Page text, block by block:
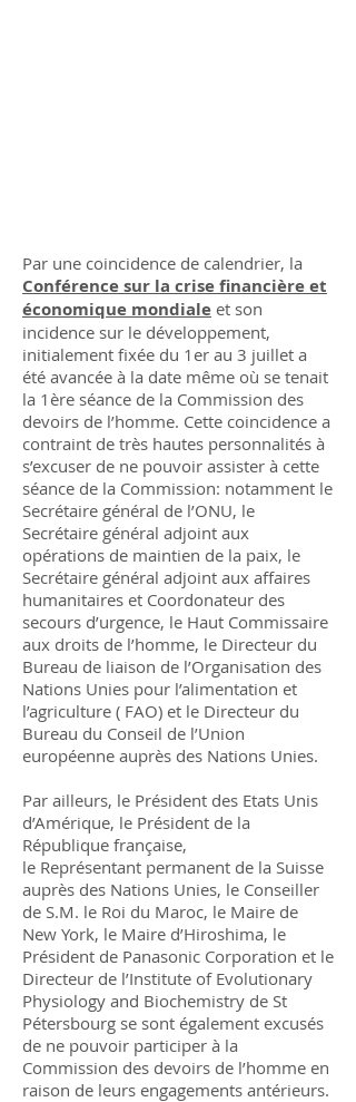
Par une coincidence de calendrier, la
Conférence sur la crise financière et
économique mondiale et son
incidence sur le développement,
initialement fixée du 1er au 3 juillet a
été avancée à la date même où se tenait
la 1ère séance de la Commission des
devoirs de l’homme. Cette coincidence a
contraint de très hautes personnalités à
s’excuser de ne pouvoir assister à cette
séance de la Commission: notamment le
Secrétaire général de l’ONU, le
Secrétaire général adjoint aux
opérations de maintien de la paix, le
Secrétaire général adjoint aux affaires
humanitaires et Coordonateur des
secours d’urgence, le Haut Commissaire
aux droits de l’homme, le Directeur du
Bureau de liaison de l’Organisation des
Nations Unies pour l’alimentation et
l’agriculture ( FAO) et le Directeur du
Bureau du Conseil de l’Union
européenne auprès des Nations Unies.
Par ailleurs, le Président des Etats Unis
d’Amérique, le Président de la
République française,
le Représentant permanent de la Suisse
auprès des Nations Unies, le Conseiller
de S.M. le Roi du Maroc, le Maire de
New York, le Maire d’Hiroshima, le
Président de Panasonic Corporation et le
Directeur de l’Institute of Evolutionary
Physiology and Biochemistry de St
Pétersbourg se sont également excusés
de ne pouvoir participer à la
Commission des devoirs de l’homme en
raison de leurs engagements antérieurs.